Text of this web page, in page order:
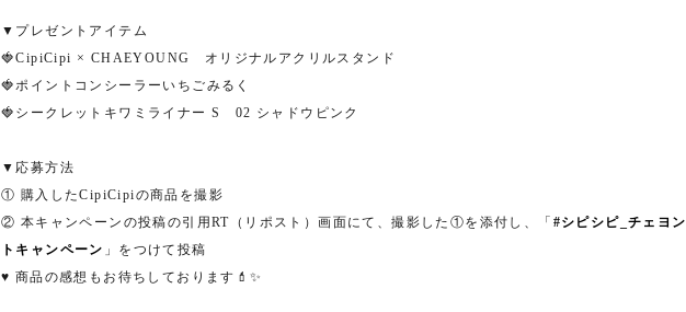
▼プレゼントアイテム
🍓CipiCipi × CHAEYOUNG オリジナルアクリルスタンド
🍓ポイントコンシーラーいちごみるく
🍓シークレットキワミライナー S 02 シャドウピンク
▼応募方法
① 購入したCipiCipiの商品を撮影
② 本キャンペーンの投稿の引用RT（リポスト）画面にて、撮影した①を添付し、「 #シピシピ_チェヨン
トキャンペーン 」をつけて投稿
♥ 商品の感想もお待ちしております💄✨